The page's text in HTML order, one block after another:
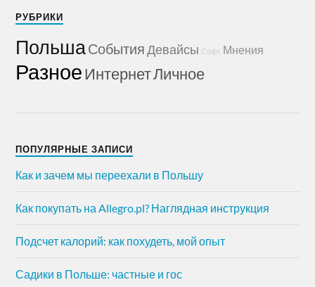
РУБРИКИ
ПольшаСобытияДевайсы Софт Мнения
РазноеИнтернетЛичное
ПОПУЛЯРНЫЕ ЗАПИСИ
Как и зачем мы переехали в Польшу
Как покупать на Allegro.pl? Наглядная инструкция
Подсчет калорий: как похудеть, мой опыт
Садики в Польше: частные и гос